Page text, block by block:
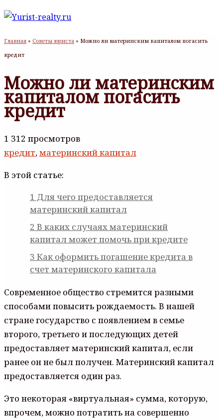
Главная » Советы юриста » Можно ли материнским капиталом погасить
кредит
Можно ли материнским
капиталом погасить
кредит
1 312 просмотров
кредит,материнский капитал
В этой статье:
1 Для чего предоставляется
материнский капитал
2 В каких случаях материнский
капитал может помочь при кредите
3 Как оформить погашение кредита в
счет материнского капитала
Современное общество стремится разными
способами повысить рождаемость. В нашей
стране государство с появлением в семье
второго, третьего и последующих детей
предоставляет материнский капитал, если
ранее он не был получен. Материнский капитал
предоставляется один раз.
Это некоторая «виртуальная» сумма, которую,
впрочем, можно потратить на совершенно